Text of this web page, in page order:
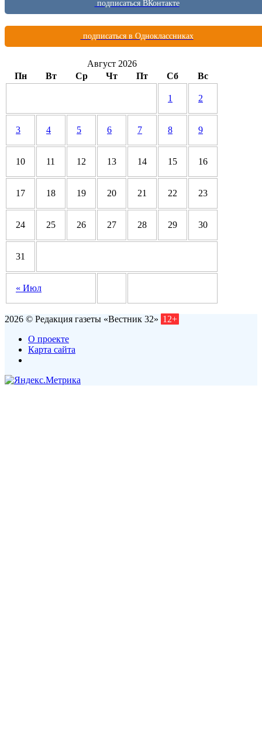
подписаться ВКонтакте
подписаться в Одноклассниках
Август 2026
Пн
Вт Ср Чт Пт Сб Вс
« Июл
1 2
3 4 5 6 7 8 9
10 11 12 13 14 15 16
17 18 19 20 21 22 23
24 25 26 27 28 29 30
31
2026 © Редакция газеты «Вестник 32» 12+
О проекте
Карта сайта